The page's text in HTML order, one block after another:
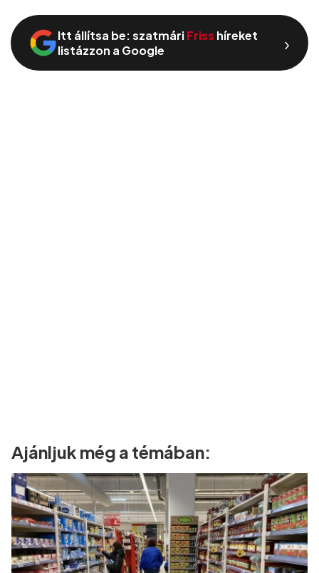
Itt állítsa be: szatmáriFriss híreket
listázzon a Google
›
Ajánljuk még a témában: